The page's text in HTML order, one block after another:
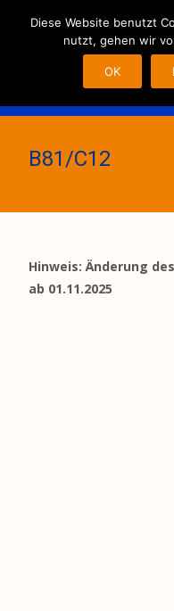
B81/C12
Hinweis: Änderung
ab 01.11.2025
MENU
Diese Website benutzt
nutzt, gehen wir
OK